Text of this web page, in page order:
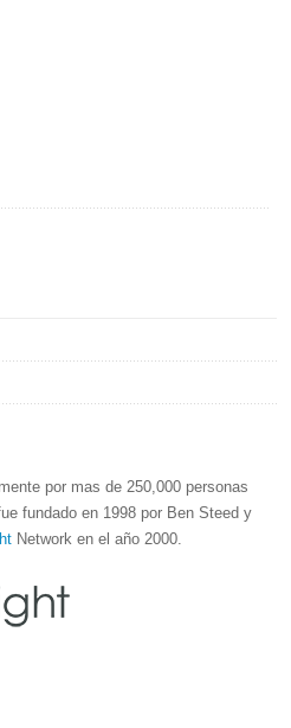
por mas de 250,000 personas
fundado en 1998 por Ben Steed y
Network en el año 2000.